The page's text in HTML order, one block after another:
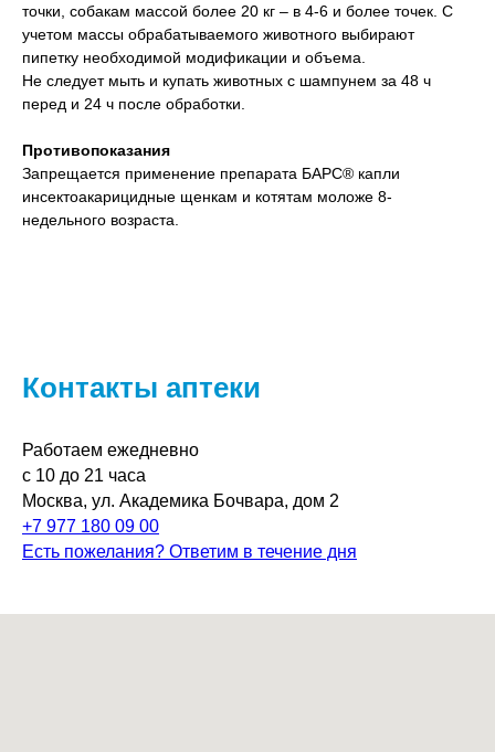
точки, собакам массой более 20 кг – в 4-6 и более точек. С
учетом массы обрабатываемого животного выбирают
пипетку необходимой модификации и объема.
Не следует мыть и купать животных с шампунем за 48 ч
перед и 24 ч после обработки.
Противопоказания
Запрещается применение препарата БАРС® капли
инсектоакарицидные щенкам и котятам моложе 8-
недельного возраста.
Контакты аптеки
Работаем ежедневно
с 10 до 21 часа
Москва, ул. Академика Бочвара, дом 2
+7 977 180 09 00
Есть пожелания? Ответим в течение дня